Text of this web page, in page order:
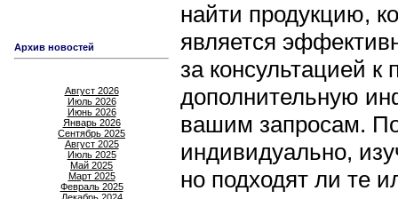
Архив новостей
Август 2026
Июль 2026
Июнь 2026
Январь 2026
Сентябрь 2025
Август 2025
Июль 2025
Май 2025
Март 2025
Февраль 2025
найти продукцию,
является
за консультацией
дополнительную
вашим запросам.
индивидуально,
но подходят ли те